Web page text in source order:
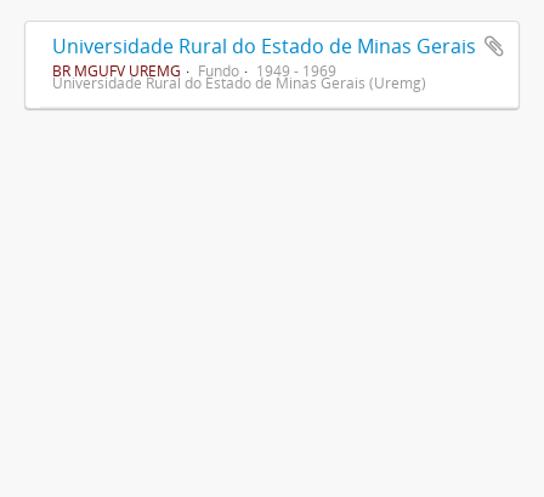
Universidade Rural do Estado de Minas Gerais
BR MGUFV UREMG Fundo 1949 - 1969
Universidade Rural do Estado de Minas Gerais (Uremg)